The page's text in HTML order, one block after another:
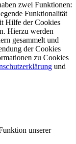
zwei Funktionen:
Funktionalität
Hilfe der Cookies
Hierzu werden
gesammelt und
der Cookies
zu Cookies
und
unserer